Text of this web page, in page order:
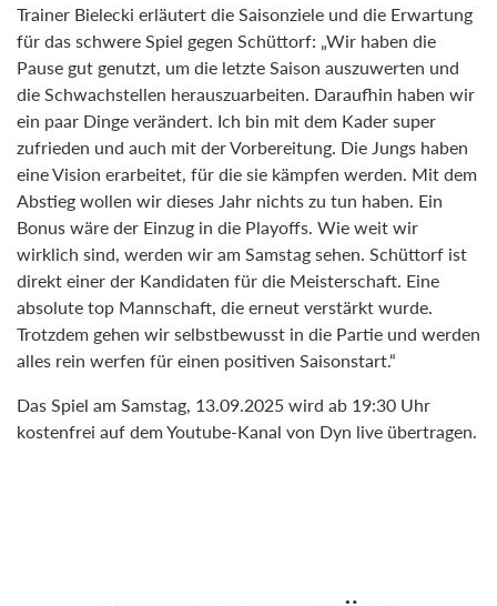
Trainer Bielecki erläutert die Saisonziele und die Erwartung
für das schwere Spiel gegen Schüttorf: „Wir haben die
Pause gut genutzt, um die letzte Saison auszuwerten und
die Schwachstellen herauszuarbeiten. Daraufhin haben wir
ein paar Dinge verändert. Ich bin mit dem Kader super
zufrieden und auch mit der Vorbereitung. Die Jungs haben
eine Vision erarbeitet, für die sie kämpfen werden. Mit dem
Abstieg wollen wir dieses Jahr nichts zu tun haben. Ein
Bonus wäre der Einzug in die Playoffs. Wie weit wir
wirklich sind, werden wir am Samstag sehen. Schüttorf ist
direkt einer der Kandidaten für die Meisterschaft. Eine
absolute top Mannschaft, die erneut verstärkt wurde.
Trotzdem gehen wir selbstbewusst in die Partie und werden
alles rein werfen für einen positiven Saisonstart.“
Das Spiel am Samstag, 13.09.2025 wird ab 19:30 Uhr
kostenfrei auf dem Youtube-Kanal von Dyn live übertragen.